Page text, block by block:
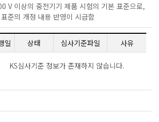
V 이상의 중전기기 제품 시험의 기본 표준으로,
준의 개정 내용 반영이 시급함
일 상태 심사기준파일 사유
KS심사기준 정보가 존재하지 않습니다.